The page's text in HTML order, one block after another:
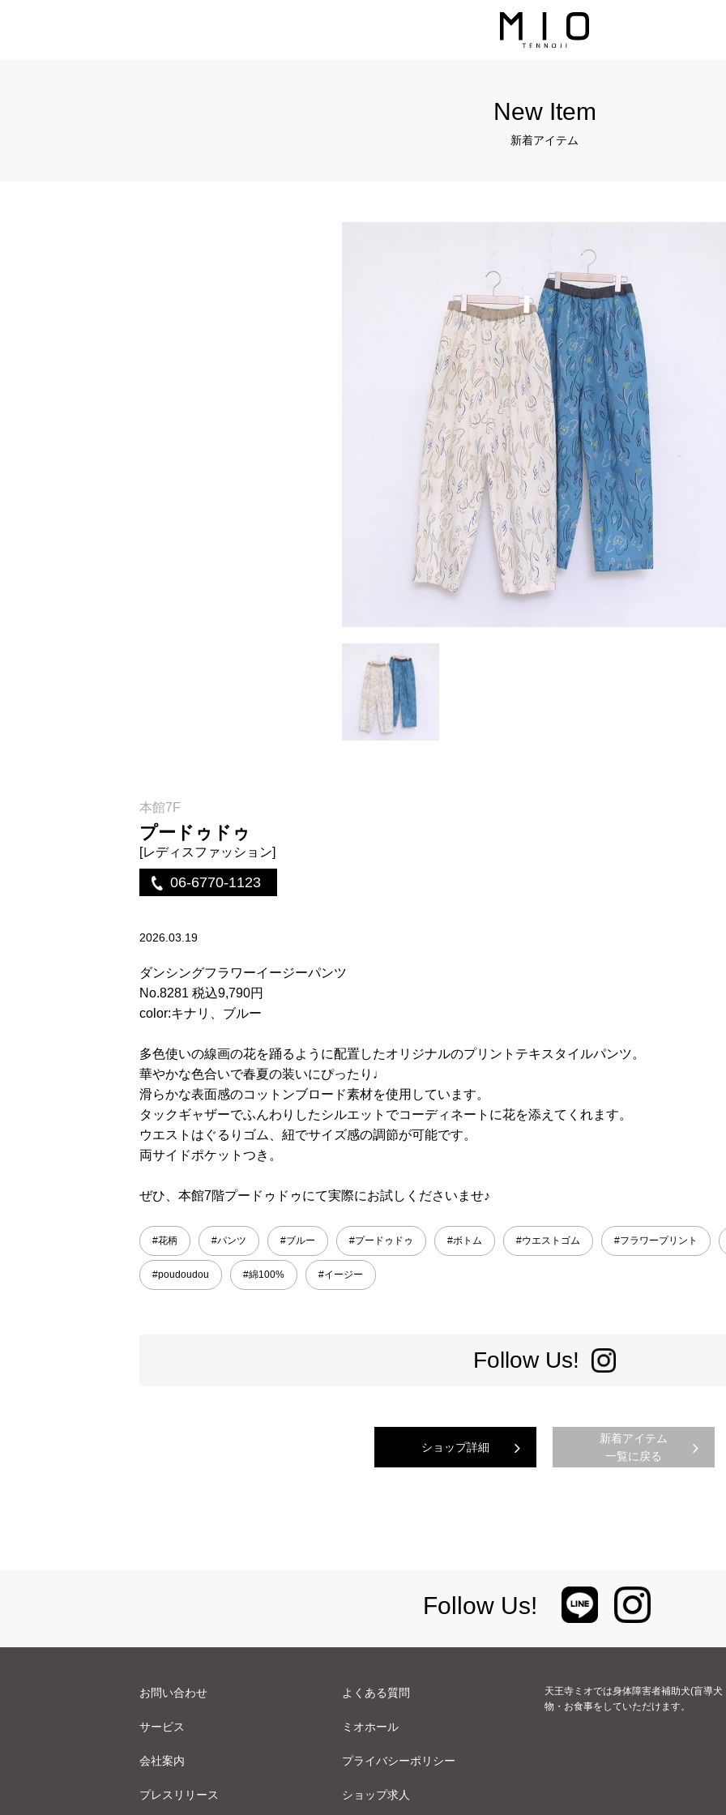
New Item
新着アイテム
本館7F
プードゥドゥ
[レディスファッション]
06-6770-1123
2026.03.19
ダンシングフラワーイージーパンツ
No.8281 税込9,790円
color:キナリ、ブルー
多色使いの線画の花を踊るように配置したオリジナルのプリントテキスタイルパンツ。
華やかな色合いで春夏の装いにぴったり♩
滑らかな表面感のコットンブロード素材を使用しています。
タックギャザーでふんわりしたシルエットでコーディネートに花を添えてくれます。
ウエストはぐるりゴム、紐でサイズ感の調節が可能です。
両サイドポケットつき。
ぜひ、本館7階プードゥドゥにて実際にお試しくださいませ♪
#花柄 #パンツ #ブルー #プードゥドゥ #ボトム #ウエストゴム #フラワープリント
#poudoudou #綿100% #イージー
Follow Us!
ショップ詳細
新着アイテム
一覧に戻る
Follow Us!
お問い合わせ よくある質問
サービス ミオホール
会社案内 プライバシーポリシー
プレスリリース ショップ求人
天王寺ミオでは身体障害者補助犬(盲導
物・お食事をしていただけます。